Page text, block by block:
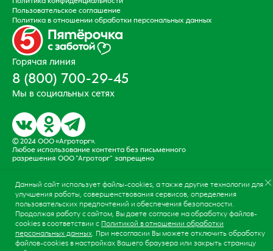
Мы в социальных сетях
Горячая линия
8 (800) 700-29-45
© 2024 ООО «Агроторг».
Любое использование контента без письменного
разрешения ООО "Агроторг" запрещено
Подвал
Пользовательское соглашение
Политика в отношении обработки персональных данных
Данный сайт использует файлы-cookies, а также другие технологии для
улучшения работы, совершенствования сервисов, определения
пользовательских предпочтений и обеспечения безопасности.
Продолжая работу с сайтом, Вы даете согласие на обработку файлов-
cookies в соответствии с Политикой в отношении обработки
персональных данных. При несогласии Вы можете отключить обработку
файлов-cookies в настройках Вашего браузера или закрыть страницу